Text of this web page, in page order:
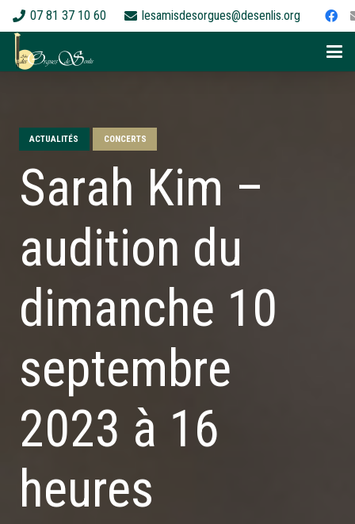
07 81 37 10 60 lesamisdesorgues@desenlis.org
ACTUALITÉS CONCERTS
Sarah Kim –
audition du
dimanche 10
septembre
2023 à 16
heures